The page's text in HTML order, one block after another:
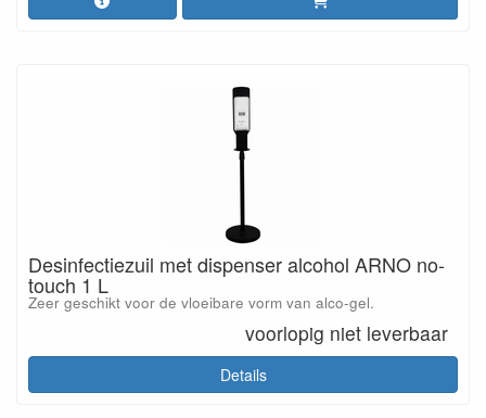
Desinfectiezuil met dispenser alcohol ARNO no-
touch 1 L
Zeer geschikt voor de vloeibare vorm van alco-gel.
voorlopig niet leverbaar
Details